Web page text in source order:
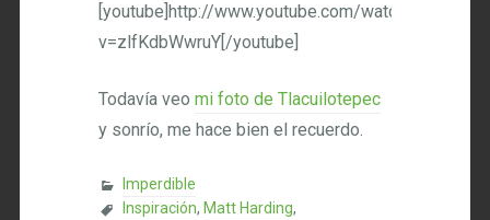
[youtube]http://www.youtube.com/watch?
v=zlfKdbWwruY[/youtube]
Todavía veomi foto de Tlacuilotepec
y sonrío, me hace bien el recuerdo.
Imperdible
Inspiración, Matt Harding,